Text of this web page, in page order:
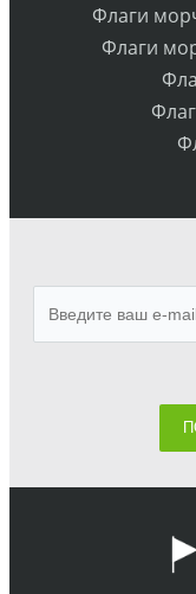
Флаги
Флаги